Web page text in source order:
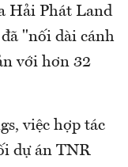
Hải Phát Land
"nối dài cánh
với hơn 32
việc hợp tác
dự án TNR